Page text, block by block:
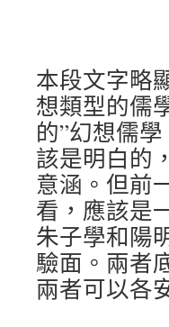
本段文字略
想類型的儒
的”幻想儒
該是明白的
意涵。但前
看，應該是
朱子學和陽
驗面。兩者
兩者可以各